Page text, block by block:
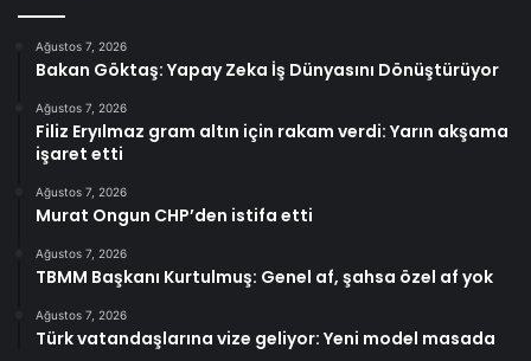
Ağustos 7, 2026
Bakan Göktaş: Yapay Zeka İş Dünyasını Dönüştürüyor
Ağustos 7, 2026
Filiz Eryılmaz gram altın için rakam verdi: Yarın akşama
işaret etti
Ağustos 7, 2026
Murat Ongun CHP’den istifa etti
Ağustos 7, 2026
TBMM Başkanı Kurtulmuş: Genel af, şahsa özel af yok
Ağustos 7, 2026
Türk vatandaşlarına vize geliyor: Yeni model masada